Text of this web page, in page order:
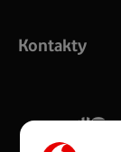
silný signál
Více o
Kontakty